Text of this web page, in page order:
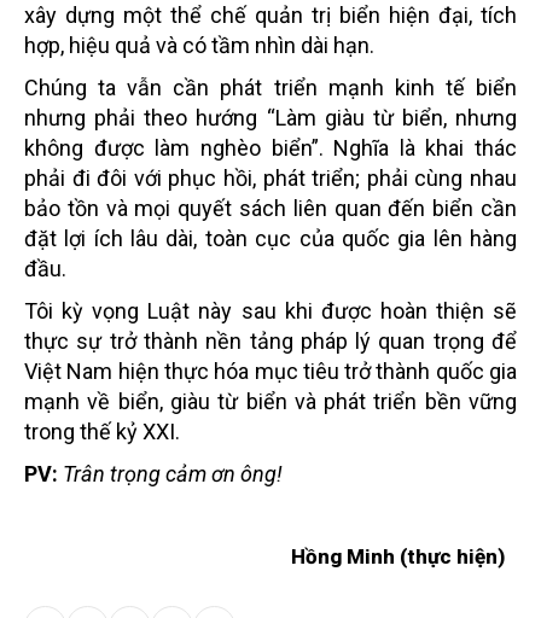
xây dựng một thể chế quản trị biển hiện đại, tích
hợp, hiệu quả và có tầm nhìn dài hạn.
Chúng ta vẫn cần phát triển mạnh kinh tế biển
nhưng phải theo hướng “Làm giàu từ biển, nhưng
không được làm nghèo biển”. Nghĩa là khai thác
phải đi đôi với phục hồi, phát triển; phải cùng nhau
bảo tồn và mọi quyết sách liên quan đến biển cần
đặt lợi ích lâu dài, toàn cục của quốc gia lên hàng
đầu.
Tôi kỳ vọng Luật này sau khi được hoàn thiện sẽ
thực sự trở thành nền tảng pháp lý quan trọng để
Việt Nam hiện thực hóa mục tiêu trở thành quốc gia
mạnh về biển, giàu từ biển và phát triển bền vững
trong thế kỷ XXI.
PV: Trân trọng cảm ơn ông!
Hồng Minh (thực hiện)